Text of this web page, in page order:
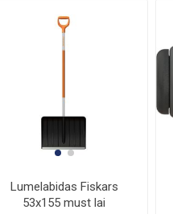
Lumelabidas Fiskars
53x155 must lai